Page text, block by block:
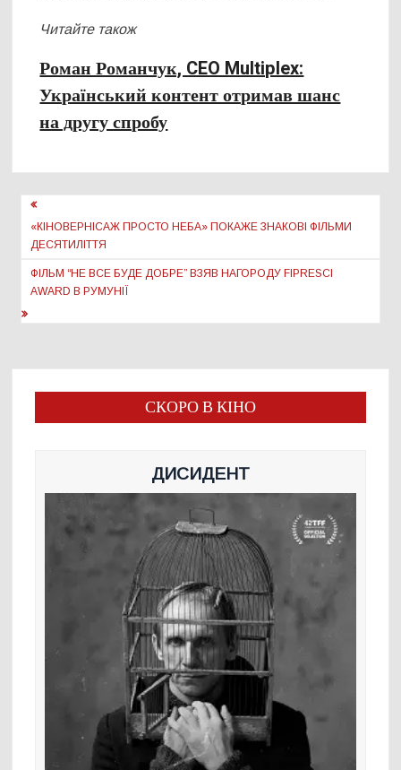
Читайте також
Роман Романчук, CEO Multiplex:
Український контент отримав шанс
на другу спробу
Навігація
записів
«КІНОВЕРНІСАЖ ПРОСТО НЕБА» ПОКАЖЕ ЗНАКОВІ ФІЛЬМИ
ДЕСЯТИЛІТТЯ
ФІЛЬМ “НЕ ВСЕ БУДЕ ДОБРЕ” ВЗЯВ НАГОРОДУ FIPRESCI
AWARD В РУМУНІЇ
СКОРО В КІНО
ДИСИДЕНТ